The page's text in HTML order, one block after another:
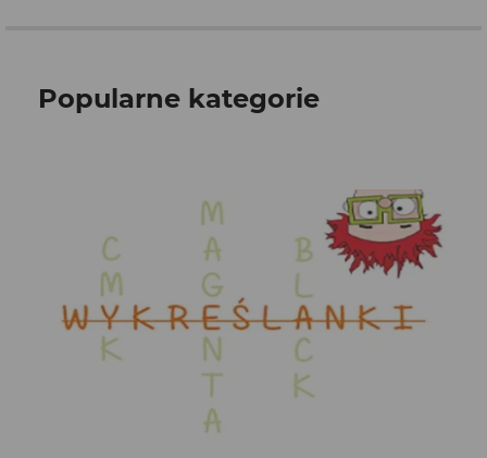
Popularne kategorie